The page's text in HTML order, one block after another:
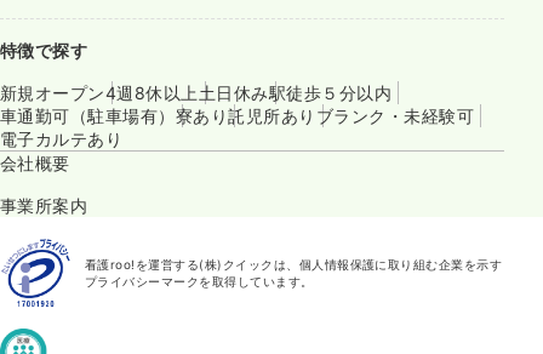
特徴で探す
新規オープン4週8休以上 土日休み駅徒歩５分以内
車通勤可（駐車場有） 寮あり託児所あり ブランク・未経験可
電子カルテあり
会社概要
事業所案内
看護roo!を運営する(株)クイックは、個人情報保護に取り組む企業を示す
プライバシーマークを取得しています。